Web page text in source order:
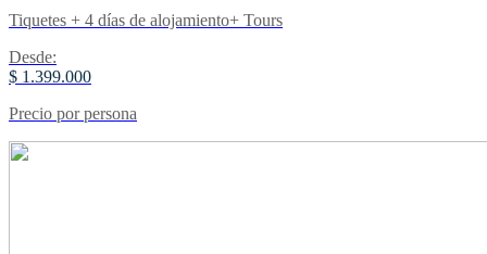
Tiquetes + 4 días de alojamiento+ Tours
Desde:
$ 1.399.000
Precio por persona